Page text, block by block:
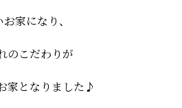
家になり、
のこだわりが
家となりました♪